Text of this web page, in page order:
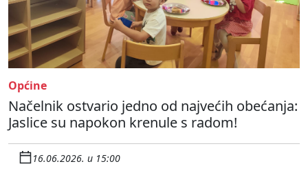
Općine
Načelnik ostvario jedno od najvećih obećanja:
Jaslice su napokon krenule s radom!
16.06.2026. u 15:00